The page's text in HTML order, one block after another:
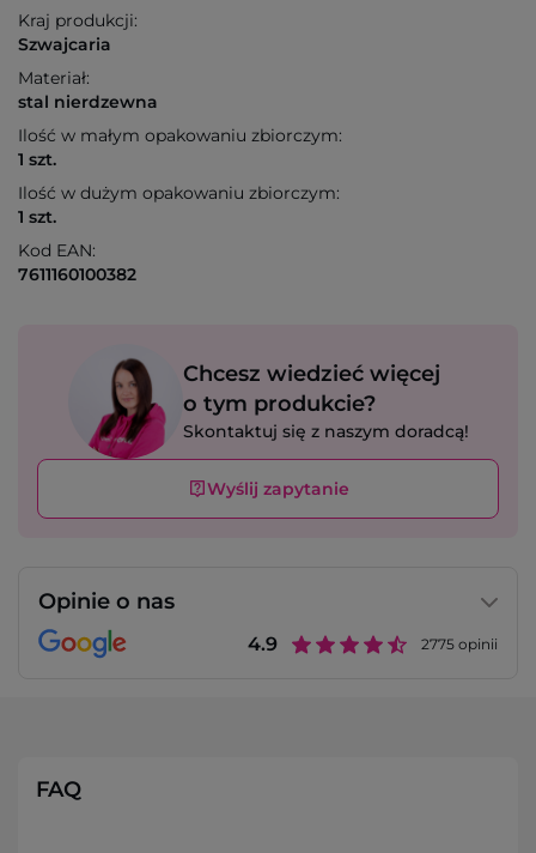
Kraj produkcji:
Szwajcaria
Materiał:
stal nierdzewna
Ilość w małym opakowaniu zbiorczym:
1 szt.
Ilość w dużym opakowaniu zbiorczym:
1 szt.
Kod EAN:
7611160100382
Chcesz wiedzieć więcej
o tym produkcie?
Skontaktuj się z naszym doradcą!
Wyślij zapytanie
Opinie o nas
4.9 2775 opinii
FAQ